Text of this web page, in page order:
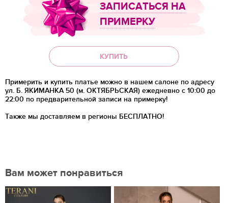
ЗАПИСАТЬСЯ НА
ПРИМЕРКУ
КУПИТЬ
Примерить и купить платье можно в нашем салоне по адресу
ул. Б. ЯКИМАНКА 50 (м. ОКТЯБРЬСКАЯ) ежедневно с 10:00 до
22:00 по предварительной записи на примерку!
Также мы доставляем в регионы БЕСПЛАТНО!
Вам может понравиться